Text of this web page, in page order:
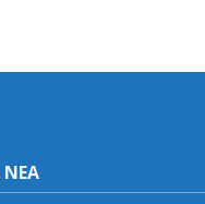
ΝΕΑ